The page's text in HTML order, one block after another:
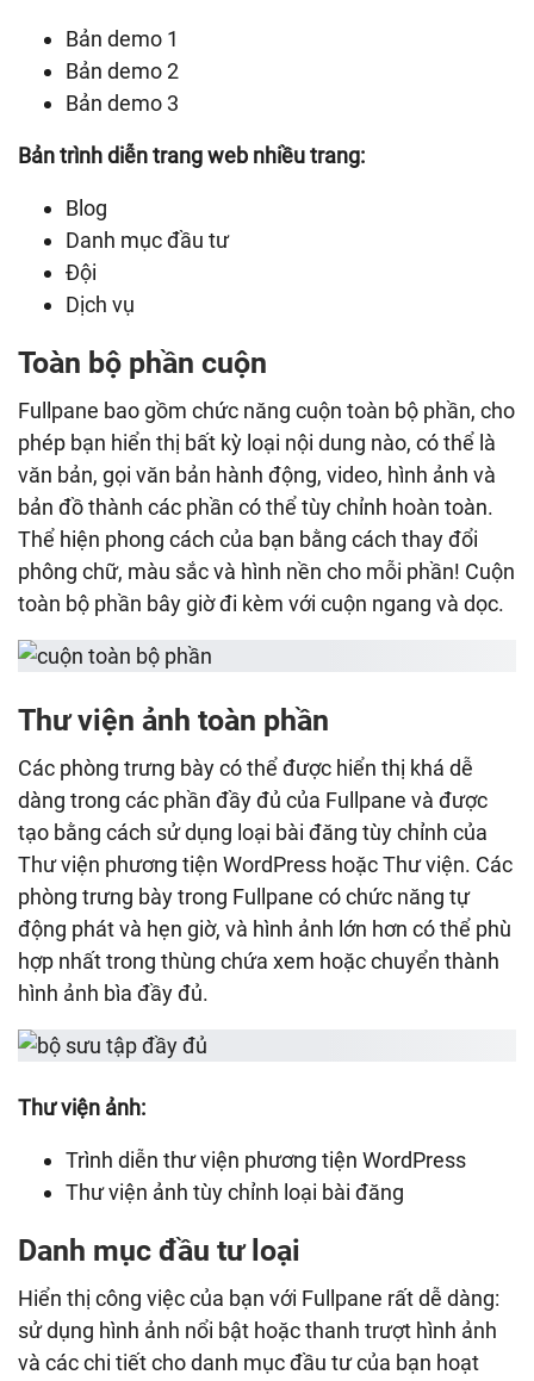
Bản demo 1
Bản demo 2
Bản demo 3
Bản trình diễn trang web nhiều trang:
Blog
Danh mục đầu tư
Đội
Dịch vụ
Toàn bộ phần cuộn
Fullpane bao gồm chức năng cuộn toàn bộ phần, cho
phép bạn hiển thị bất kỳ loại nội dung nào, có thể là
văn bản, gọi văn bản hành động, video, hình ảnh và
bản đồ thành các phần có thể tùy chỉnh hoàn toàn.
Thể hiện phong cách của bạn bằng cách thay đổi
phông chữ, màu sắc và hình nền cho mỗi phần! Cuộn
toàn bộ phần bây giờ đi kèm với cuộn ngang và dọc.
Thư viện ảnh toàn phần
Các phòng trưng bày có thể được hiển thị khá dễ
dàng trong các phần đầy đủ của Fullpane và được
tạo bằng cách sử dụng loại bài đăng tùy chỉnh của
Thư viện phương tiện WordPress hoặc Thư viện. Các
phòng trưng bày trong Fullpane có chức năng tự
động phát và hẹn giờ, và hình ảnh lớn hơn có thể phù
hợp nhất trong thùng chứa xem hoặc chuyển thành
hình ảnh bìa đầy đủ.
Thư viện ảnh:
Trình diễn thư viện phương tiện WordPress
Thư viện ảnh tùy chỉnh loại bài đăng
Danh mục đầu tư loại
Hiển thị công việc của bạn với Fullpane rất dễ dàng:
sử dụng hình ảnh nổi bật hoặc thanh trượt hình ảnh
và các chi tiết cho danh mục đầu tư của bạn hoạt